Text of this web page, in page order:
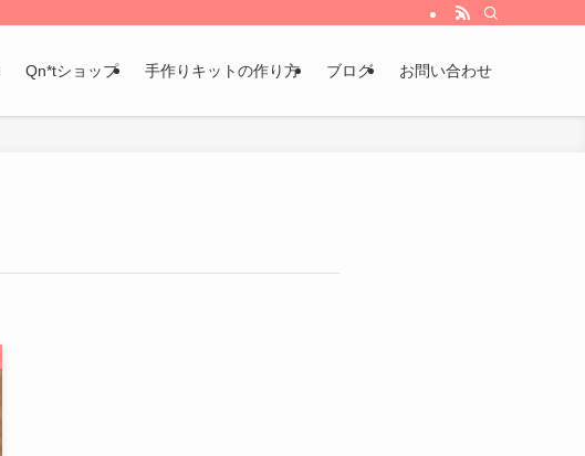
Qn*tショップ 手作りキットの作り方 ブログ お問い合わせ